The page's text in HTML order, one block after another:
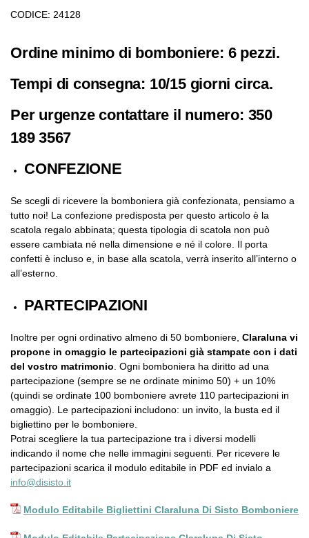
CODICE: 24128
Ordine minimo di bomboniere: 6 pezzi.
Tempi di consegna: 10/15 giorni circa.
Per urgenze contattare il numero: 350
189 3567
CONFEZIONE
Se scegli di ricevere la bomboniera già confezionata, pensiamo a
tutto noi! La confezione predisposta per questo articolo è la
scatola regalo abbinata; questa tipologia di scatola non può
essere cambiata né nella dimensione e né il colore. Il porta
confetti è incluso e, in base alla scatola, verrà inserito all’interno o
all’esterno.
PARTECIPAZIONI
Inoltre per ogni ordinativo almeno di 50 bomboniere, Claraluna vi
propone in omaggio le partecipazioni già stampate con i dati
del vostro matrimonio . Ogni bomboniera ha diritto ad una
partecipazione (sempre se ne ordinate minimo 50) + un 10%
(quindi se ordinate 100 bomboniere avrete 110 partecipazioni in
omaggio). Le partecipazioni includono: un invito, la busta ed il
bigliettino per le bomboniere.
Potrai scegliere la tua partecipazione tra i diversi modelli
indicando il nome che nelle immagini seguenti. Per ricevere le
partecipazioni scarica il modulo editabile in PDF ed invialo a
info@disisto.it
Modulo Editabile Bigliettini Claraluna Di Sisto Bomboniere